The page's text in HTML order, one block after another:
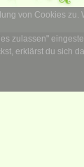
von Cookies zu.
zulassen"
erklärst du sich